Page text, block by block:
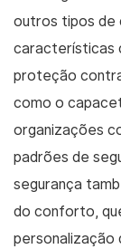
outros tipos de
características
proteção
como o
organizações
padrões de
segurança
do conforto,
personalização